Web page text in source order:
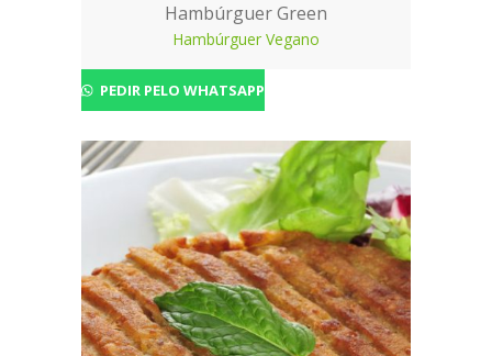
Hambúrguer Green
Hambúrguer Vegano
PEDIR PELO WHATSAPP